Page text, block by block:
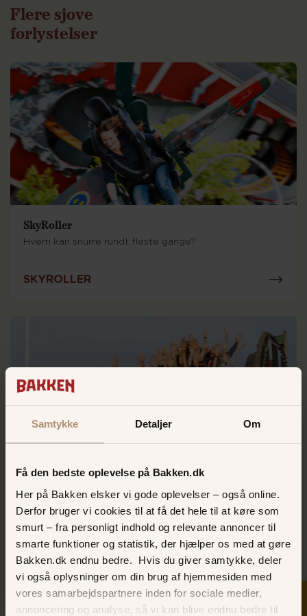
Samtykke Detaljer Om
Få den bedste oplevelse på Bakken.dk
Her på Bakken elsker vi gode oplevelser – også online.
Derfor bruger vi cookies til at få det hele til at køre som
smurt – fra personligt indhold og relevante annoncer til
smarte funktioner og statistik, der hjælper os med at gøre
Bakken.dk endnu bedre. Hvis du giver samtykke, deler
vi også oplysninger om din brug af hjemmesiden med
vores samarbejdspartnere inden for sociale medier,
annoncering og analyse, så vi kan blive endnu bedre til
Flere sjove
forlystelser
SkyRoller
Hvem kan snurre rundt fleste gange?
SKYROLLER
Rutschebanen
En nostalgisk oplevelse for alle aldre!
LÆS OM RUTSCHEBANEN